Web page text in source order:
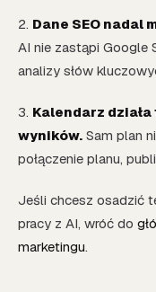
2. Dane SEO nadal
AI nie zastąpi Google
analizy słów
3. Kalendarz
wyników. Sam plan
połączenie planu,
Jeśli chcesz osadzić
pracy z AI, wróć do
marketingu.